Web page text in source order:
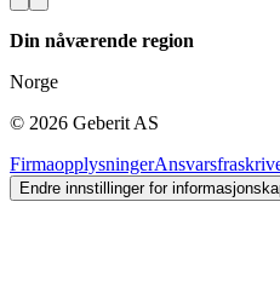
Din nåværende region
Norge
© 2026 Geberit AS
Firmaopplysninger
Endre innstillinger for